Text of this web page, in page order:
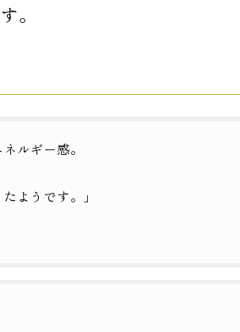
。
ルギー感。
ようです。」